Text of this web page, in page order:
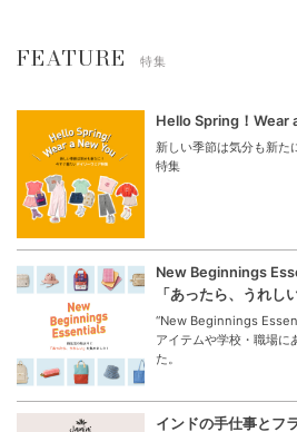
FEATURE 特集
Hello Spring！Wear
新しい季節は気分も新た
特集
New Beginnings
「あったら、うれし
“New Beginnings
アイテムや学校・職場に
た。
インドの手仕事とフ